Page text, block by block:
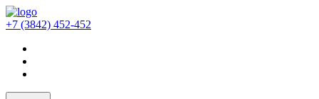
+7 (3842) 452-452